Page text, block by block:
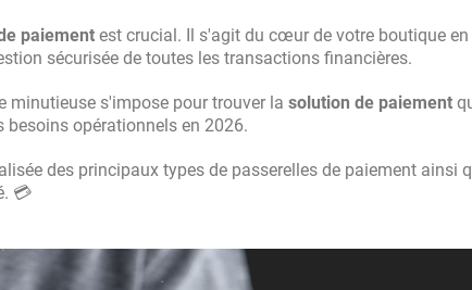
paiement est crucial. Il s'agit du cœur de votre boutique en
sécurisée de toutes les transactions financières.
minutieuse s'impose pour trouver la solution de paiement
opérationnels en 2026.
des principaux types de passerelles de paiement ainsi
💳